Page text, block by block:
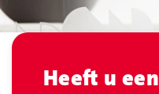
Heeft u